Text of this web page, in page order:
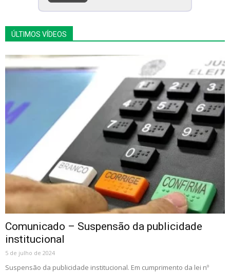
ÚLTIMOS VÍDEOS
Comunicado – Suspensão da publicidade
institucional
5 de julho de 2024
Suspensão da publicidade institucional. Em cumprimento da lei nº